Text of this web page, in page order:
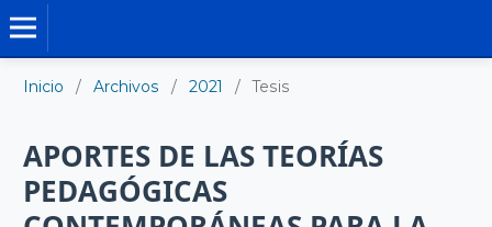
Inicio / Archivos / 2021 / Tesis
APORTES DE LAS TEORÍAS
PEDAGÓGICAS